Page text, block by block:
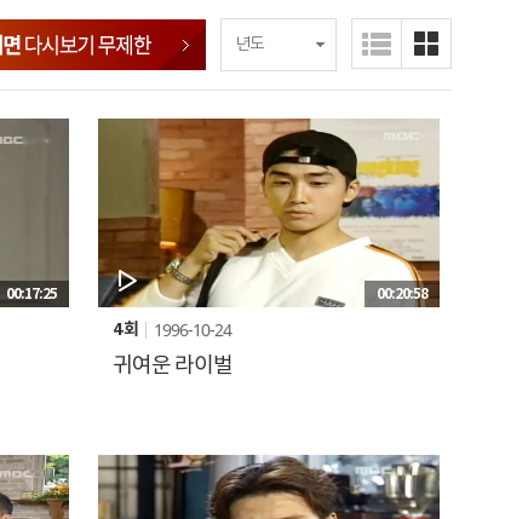
00:17:25 00:20:58
4 회 1996-10-24
귀여운 라이벌